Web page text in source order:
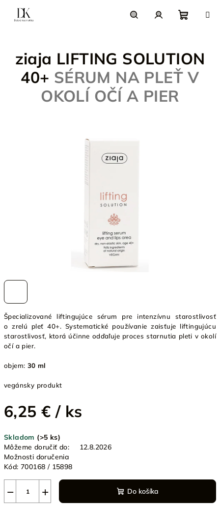
obsah
košík
Špecializované liftingujúce sérum pre intenzívnu starostlivosť
o zrelú pleť 40+. Systematické používanie zaisťuje liftingujúcu
starostlivosť, ktorá účinne odďaľuje proces starnutia pleti v okolí
očí a pier.
objem: 30 ml
vegánsky produkt
6,25 € / ks
cena:
Skladom (>5 ks)
Môžeme doručiť do:
12.8.2026
Možnosti doručenia
Kód: 700168 / 15898
+
− Do košíka
ziaja LIFTING SOLUTION
40+ SÉRUM NA PLEŤ V
OKOLÍ OČÍ A PIER